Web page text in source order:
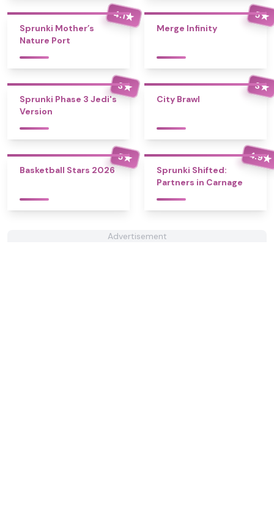
4.1★
Sprunki Mother’s
Nature Port
5★
Merge Infinity
3★
Sprunki Phase 3 Jedi's
Version
3★
City Brawl
5★
Basketball Stars 2026
4.9★
Sprunki Shifted:
Partners in Carnage
Advertisement